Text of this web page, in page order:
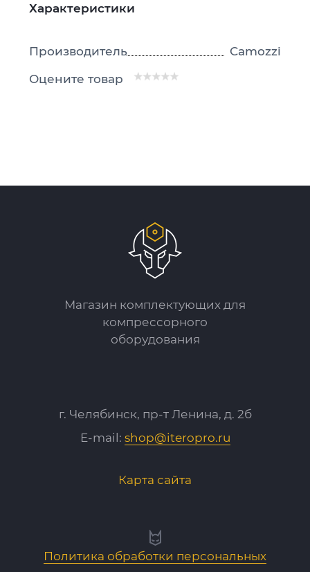
Характеристики
Производитель
Camozzi
Оцените товар
Магазин комплектующих для
компрессорного
оборудования
г. Челябинск, пр-т Ленина, д. 2б
E-mail: shop@iteropro.ru
Карта сайта
Политика обработки персональных